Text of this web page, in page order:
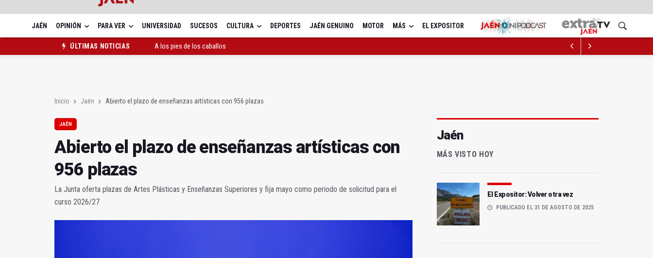
JAÉN OPINIÓN PARA VER UNIVERSIDAD SUCESOS CULTURA DEPORTES JAÉN GENUINO MOTOR MÁS EL EXPOSITOR
ÚLTIMAS NOTICIAS
A los pies de los caballos
Inicio Jaén Abierto el plazo de enseñanzas artísticas con 956 plazas
JAÉN
Abierto el plazo de enseñanzas artísticas con
956 plazas
La Junta oferta plazas de Artes Plásticas y Enseñanzas Superiores y fija mayo como periodo de solicitud para el
curso 2026/27
Jaén
MÁS VISTO HOY
El Expositor: Volver otra vez
PUBLICADO EL 31 DE AGOSTO DE 2025